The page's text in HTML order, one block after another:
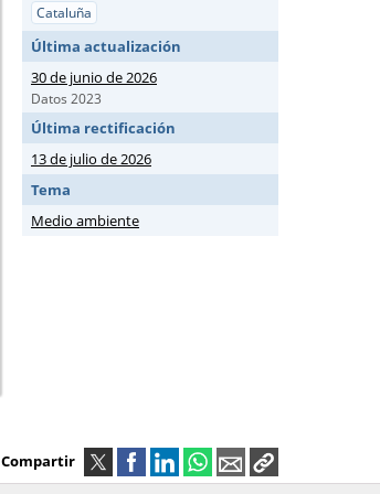
Cataluña
Última actualización
30 de junio de 2026
Datos 2023
Última rectificación
13 de julio de 2026
Tema
Medio ambiente
Compartir